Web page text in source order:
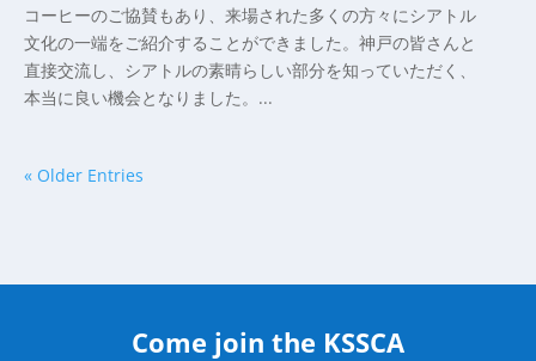
コーヒーのご協賛もあり、来場された多くの方々にシアトル
文化の一端をご紹介することができました。神戸の皆さんと
直接交流し、シアトルの素晴らしい部分を知っていただく、
本当に良い機会となりました。...
« Older Entries
Come join the KSSCA